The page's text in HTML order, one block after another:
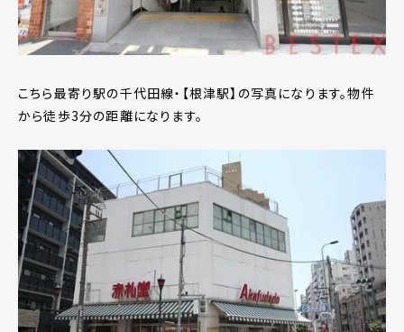
こちら最寄り駅の千代田線・【根津駅】の写真になります。物件
から徒歩3分の距離になります。